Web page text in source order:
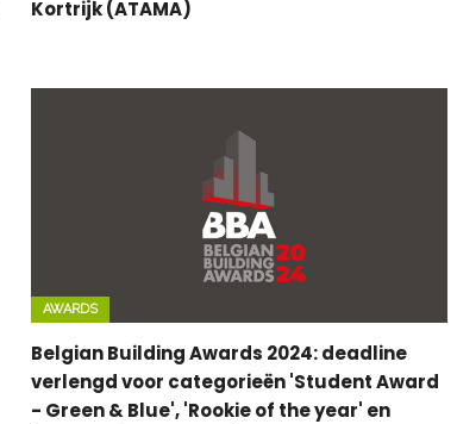
Kortrijk (ATAMA)
AWARDS
Belgian Building Awards 2024: deadline
verlengd voor categorieën 'Student Award
- Green & Blue', 'Rookie of the year' en